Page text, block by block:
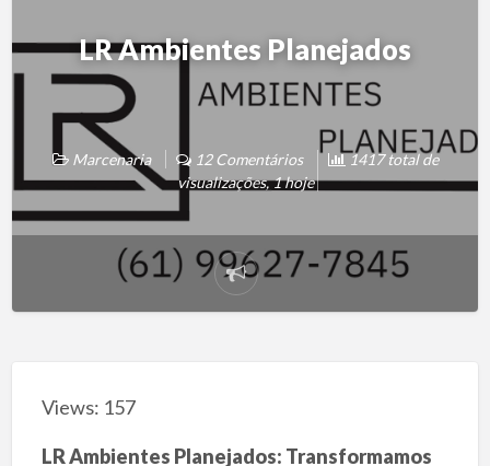
LR Ambientes Planejados
Marcenaria 12 Comentários
1417 total de
visualizações, 1 hoje
Reportar
problema
Views: 157
LR Ambientes Planejados: Transformamos